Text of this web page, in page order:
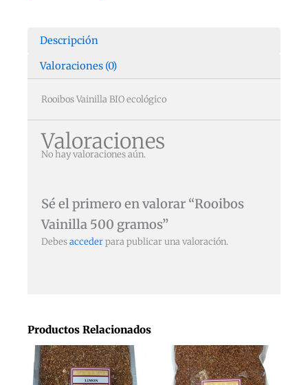
Productos Relacionados
Descripción
Valoraciones (0)
Rooibos Vainilla BIO ecológico
Valoraciones
No hay valoraciones aún.
Sé el primero en valorar “Rooibos
Vainilla 500 gramos”
Debesaccederpara publicar una valoración.